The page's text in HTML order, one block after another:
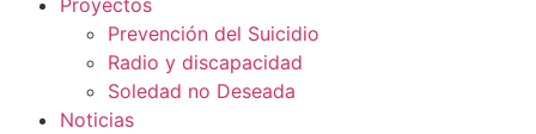
Proyectos
Prevención del Suicidio
Radio y discapacidad
Soledad no Deseada
Noticias